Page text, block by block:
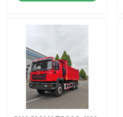
उत्पाद
हमारे बारे में